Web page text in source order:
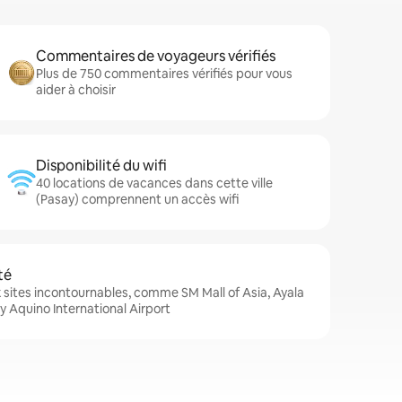
Commentaires de voyageurs vérifiés
Plus de 750 commentaires vérifiés pour vous
aider à choisir
Disponibilité du wifi
40 locations de vacances dans cette ville
(Pasay) comprennent un accès wifi
incontournables, comme SM Mall of Asia, Ayala
Aquino International Airport